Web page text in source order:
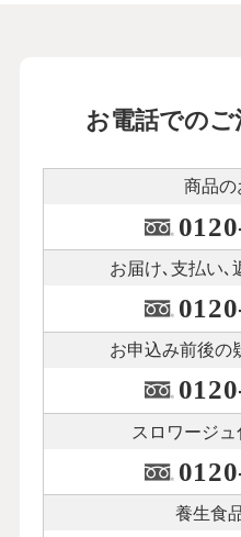
お電話でのご
商品の
お届け､支払い､
お申込み前後の
スロワージュ
養生食